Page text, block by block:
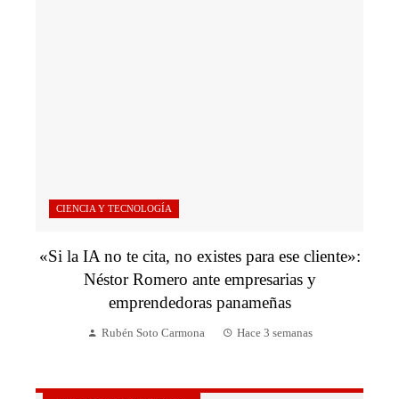
CIENCIA Y TECNOLOGÍA
«Si la IA no te cita, no existes para ese cliente»:
Néstor Romero ante empresarias y
emprendedoras panameñas
Rubén Soto Carmona Hace 3 semanas